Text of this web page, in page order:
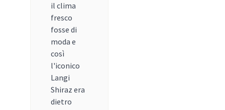
il clima
fresco
fosse di
moda e
così
l'iconico
Langi
Shiraz era
dietro